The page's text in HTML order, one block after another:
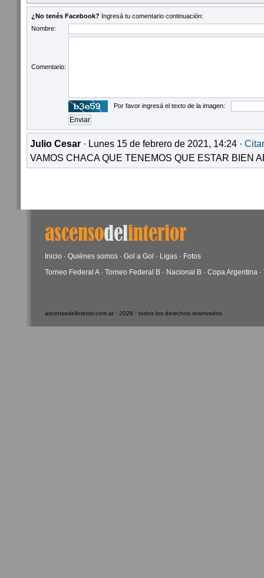
¿No tenés Facebook? Ingresá tu comentario continuación:
Nombre:
Comentario:
Por favor ingresá el texto de la imagen:
Julio Cesar · Lunes 15 de febrero de 2021, 14:24 · Citar
VAMOS CHACA QUE TENEMOS QUE ESTAR BIEN
Inicio · Quiénes somos · Gol a Gol · Ligas · Fotos
Torneo Federal A· Torneo Federal B · Nacional B · Copa Argentina ·
ascensodelinterior.com.ar · 2026 · todos los derechos reservados